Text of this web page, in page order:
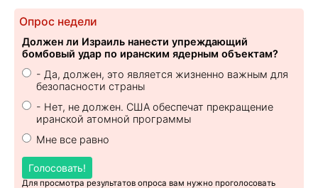
Опрос недели
Должен ли Израиль нанести упреждающий
бомбовый удар по иранским ядерным объектам?
- Да, должен, это является жизненно важным для
безопасности страны
- Нет, не должен. США обеспечат прекращение
иранской атомной программы
Мне все равно
Голосовать!
Для просмотра результатов опроса вам нужно проголосовать